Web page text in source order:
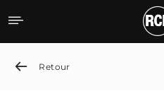
Padua
Retour